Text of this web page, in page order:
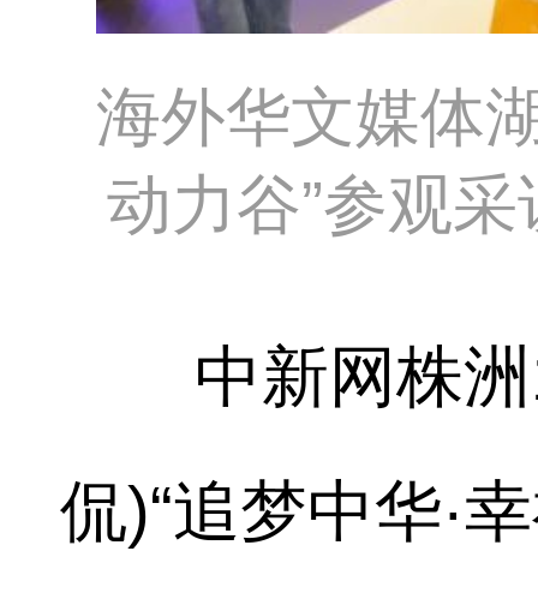
海外华文媒体
动力谷”参观
中新网株洲
侃)“追梦中华·